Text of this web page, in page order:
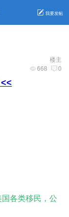
我要发帖
楼主
668 0
各类移民，公